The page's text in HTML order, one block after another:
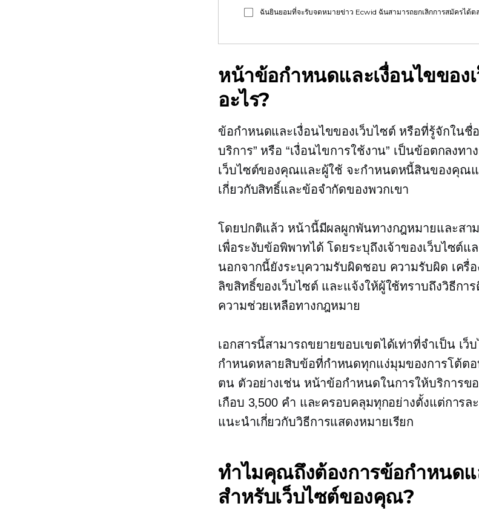
ฉันยินยอมที่จะรับจดหมายข่าว Ecwid ฉันสามารถยกเลิกการสมัครได้ต
หน้าข้อกำหนดและเงื่อนไขของ
อะไร?
ข้อกำหนดและเงื่อนไขของเว็บไซต์ หรือที่รู้จักในชื่
บริการ” หรือ “เงื่อนไขการใช้งาน” เป็นข้อตกลงทา
เว็บไซต์ของคุณและผู้ใช้ จะกำหนดหนี้สินของคุณแ
เกี่ยวกับสิทธิ์และข้อจำกัดของพวกเขา
โดยปกติแล้ว หน้านี้มีผลผูกพันทางกฎหมายและสา
เพื่อระงับข้อพิพาทได้ โดยระบุถึงเจ้าของเว็บไซต์
นอกจากนี้ยังระบุความรับผิดชอบ ความรับผิด เครื่
ลิขสิทธิ์ของเว็บไซต์ และแจ้งให้ผู้ใช้ทราบถึงวิธีกา
ความช่วยเหลือทางกฎหมาย
เอกสารนี้สามารถขยายขอบเขตได้เท่าที่จำเป็น เ
กำหนดหลายสิบข้อที่กำหนดทุกแง่มุมของการโต้ต
ตน ตัวอย่างเช่น หน้าข้อกำหนดในการให้บริการข
เกือบ 3,500 คำ และครอบคลุมทุกอย่างตั้งแต่การล
แนะนำเกี่ยวกับวิธีการแสดงหมายเรียก
ทำไมคุณถึงต้องการข้อกำหนดแ
สำหรับเว็บไซต์ของคุณ?